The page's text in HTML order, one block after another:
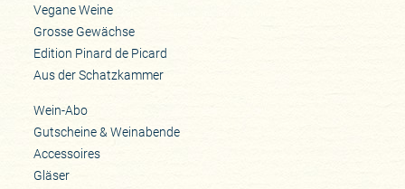
Vegane Weine
Grosse Gewächse
Edition Pinard de Picard
Aus der Schatzkammer
Wein-Abo
Gutscheine & Weinabende
Accessoires
Gläser